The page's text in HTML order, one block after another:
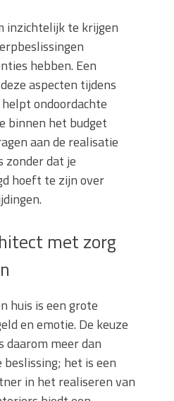
inzichtelijk te krijgen
hebben. Een
aspecten tijdens
ondoordachte
binnen het budget
aan de realisatie
zonder dat je
hoeft te zijn over
met zorg
huis is een grote
en emotie. De keuze
daarom meer dan
het is een
in het realiseren van